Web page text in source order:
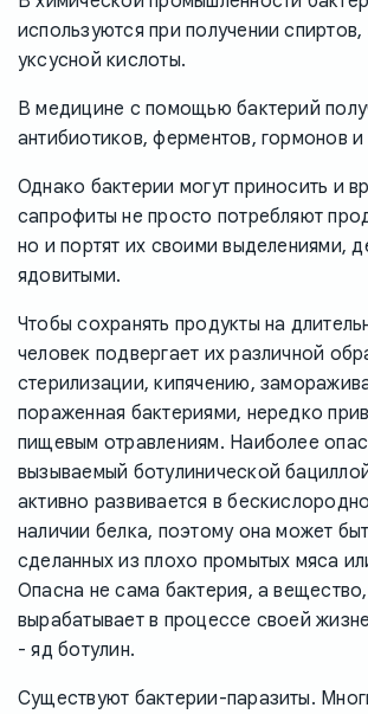
используются при получении спиртов,
уксусной кислоты.
В медицине с помощью бактерий
антибиотиков, ферментов, гормонов и
Однако бактерии могут приносить и
сапрофиты не просто потребляют
но и портят их своими выделениями,
ядовитыми.
Чтобы сохранять продукты на
человек подвергает их различной
стерилизации, кипячению,
пораженная бактериями, нередко
пищевым отравлениям. Наиболее
вызываемый ботулинической
активно развивается в
наличии белка, поэтому она может
сделанных из плохо промытых мяса
Опасна не сама бактерия, а
вырабатывает в процессе своей
- яд ботулин.
Существуют бактерии-паразиты.